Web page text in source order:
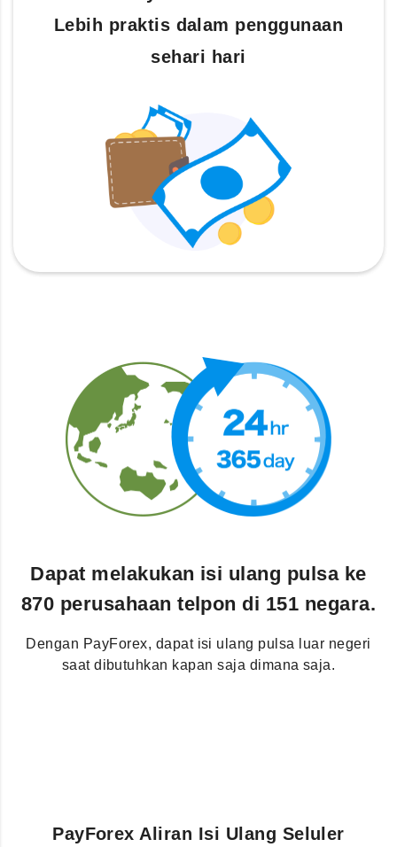
Lebih praktis dalam penggunaan
sehari hari
Dapat melakukan isi ulang pulsa ke
870 perusahaan telpon di 151 negara.
Dengan PayForex, dapat isi ulang pulsa luar negeri
saat dibutuhkan kapan saja dimana saja.
PayForex Aliran Isi Ulang Seluler